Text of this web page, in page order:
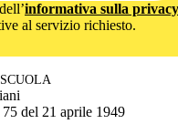
informativa sulla privacy
al servizio richiesto.
del 21 aprile 1949